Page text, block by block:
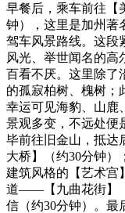
早餐后，乘车前往【
钟），这里是加州著
驾车风景路线。这段
风光、举世闻名的高
百看不厌。这里除了
的孤寂柏树、槐树；
幸运可见海豹、山鹿
景观多变，不远处便
毕前往旧金山，抵达
大桥】（约30分钟）
建筑风格的【艺术宫
道——【九曲花街】
信（约30分钟）。最